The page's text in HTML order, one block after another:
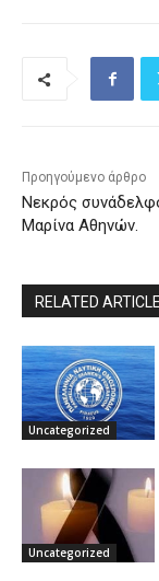
Προηγούμενο άρθρο
Νεκρός
Μαρίνα Aθηνών.
RELATED
Uncategorized
Uncategorized